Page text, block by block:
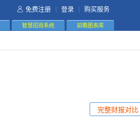
免费注册 登录 购买服务
智慧招商系统 前瞻图表库
完整财报对比